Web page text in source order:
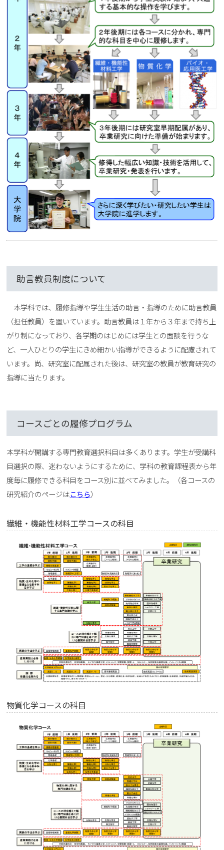
助言教員制度について
本学科では、履修指導や学生生活の助言・指導のために助言教員
（担任教員）を置いています。助言教員は１年から３年まで持ち上
がり制になっており、各学期のはじめには学生との面談を行うな
ど、一人ひとりの学生にきめ細かい指導ができるように配慮されて
います。尚、研究室に配属された後は、研究室の教員が教育研究の
指導に当たります。
コースごとの履修プログラム
本学科が開講する専門教育選択科目は多くあります。学生が受講科
目選択の際、迷わないようにするために、学科の教育課程表から年
度毎に履修できる科目をコース別に並べてみました。（各コースの
研究紹介のページはこちら）
繊維・機能性材料工学コースの科目
物質化学コースの科目